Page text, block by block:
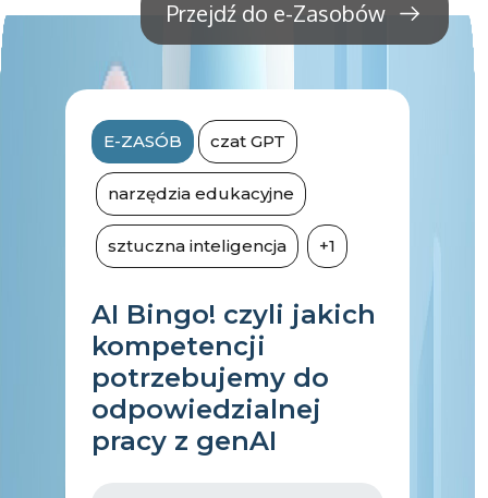
E-ZASÓB czat GPT
narzędzia edukacyjne
sztuczna inteligencja +1
AI Bingo! czyli jakich
kompetencji
potrzebujemy do
odpowiedzialnej
pracy z genAI
Przejdź do e-Zasobów